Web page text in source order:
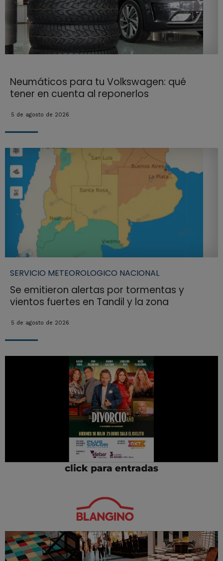
Neumáticos para tu Volkswagen: qué
tener en cuenta al reponerlos
5 de agosto de 2026
SERVICIO METEOROLOGICO NACIONAL
Se emitieron alertas por tormentas y
vientos fuertes en Tandil y la zona
5 de agosto de 2026